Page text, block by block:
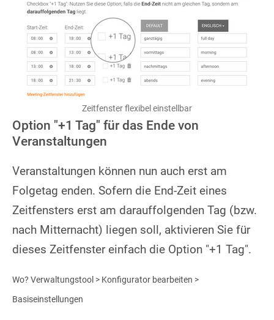
Zeitfenster flexibel einstellbar
Option "+1 Tag" für das Ende von
Veranstaltungen
Veranstaltungen können nun auch erst am
Folgetag enden. Sofern die End-Zeit eines
Zeitfensters erst am darauffolgenden Tag (bzw.
nach Mitternacht) liegen soll, aktivieren Sie für
dieses Zeitfenster einfach die Option "+1 Tag".
Wo? Verwaltungstool > Konfigurator bearbeiten >
Basiseinstellungen